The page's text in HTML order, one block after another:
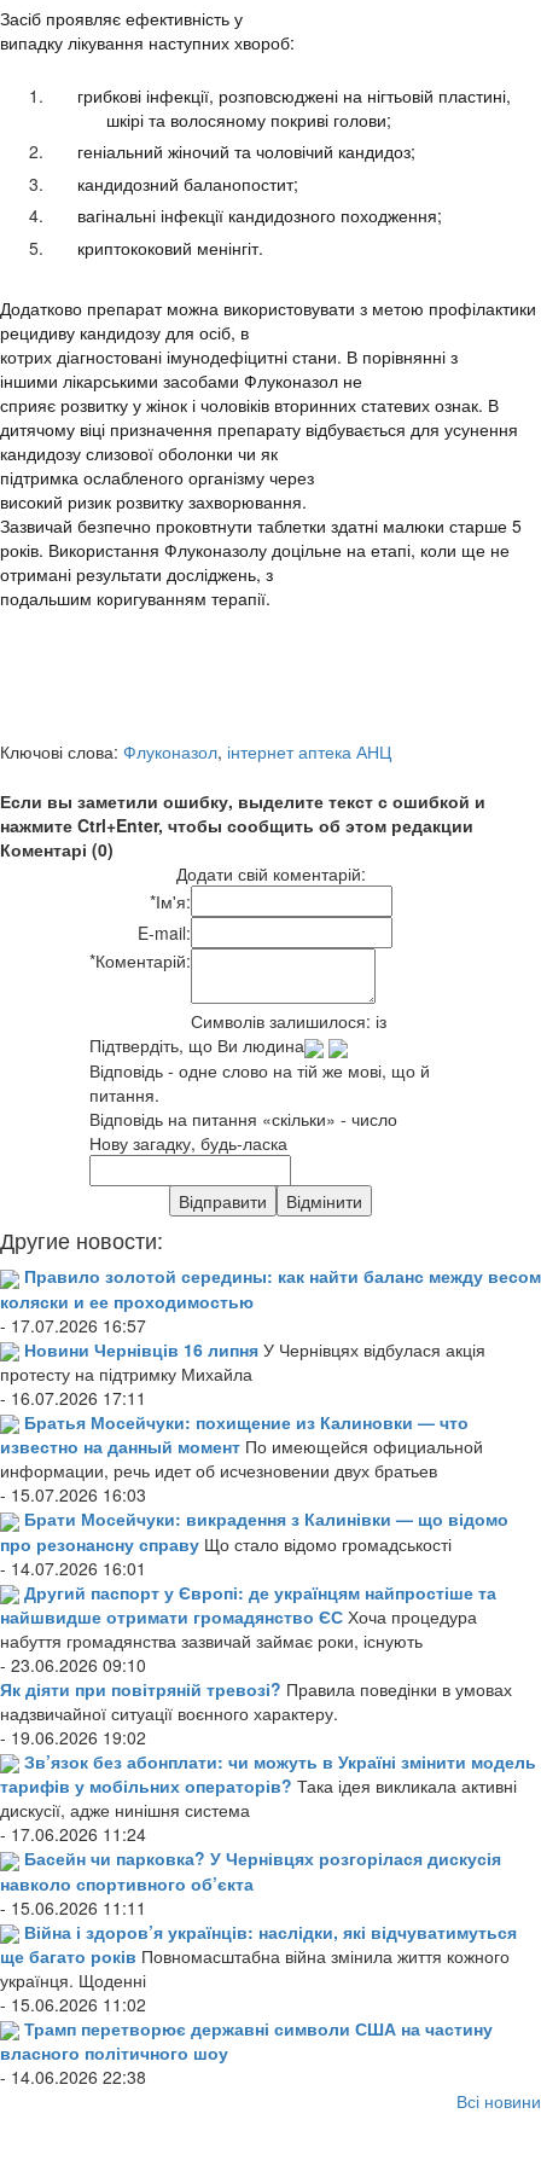
Засіб проявляє ефективність у
випадку лікування наступних хвороб:
грибкові інфекції, розповсюджені на нігтьовій пластині,
шкірі та волосяному покриві голови;
геніальний жіночий та чоловічий кандидоз;
кандидозний баланопостит;
вагінальні інфекції кандидозного походження;
криптококовий менінгіт.
Додатково препарат можна використовувати з метою профілактики
рецидиву кандидозу для осіб, в
котрих діагностовані імунодефіцитні стани. В порівнянні з
іншими лікарськими засобами Флуконазол не
сприяє розвитку у жінок і чоловіків вторинних статевих ознак. В
дитячому віці призначення препарату відбувається для усунення
кандидозу слизової оболонки чи як
підтримка ослабленого організму через
високий ризик розвитку захворювання.
Зазвичай безпечно проковтнути таблетки здатні малюки старше 5
років. Використання Флуконазолу доцільне на етапі, коли ще не
отримані результати досліджень, з
подальшим коригуванням терапії.
Ключові слова: Флуконазол, інтернет аптека АНЦ
Если вы заметили ошибку, выделите текст с ошибкой и
нажмите Ctrl+Enter, чтобы сообщить об этом редакции
Коментарі (0)
Додати свій коментарій:
*Ім'я:
E-mail:
*Коментарій:
Символів залишилося: із
Підтвердіть, що Ви людина
Відповідь - одне слово на тій же мові, що й
питання.
Відповідь на питання «скільки» - число
Нову загадку, будь-ласка
Другие новости:
Правило золотой середины: как найти баланс между весом
коляски и ее проходимостью
- 17.07.2026 16:57
Новини Чернівців 16 липня У Чернівцях відбулася акція
протесту на підтримку Михайла
- 16.07.2026 17:11
Братья Мосейчуки: похищение из Калиновки — что
известно на данный момент По имеющейся официальной
информации, речь идет об исчезновении двух братьев
- 15.07.2026 16:03
Брати Мосейчуки: викрадення з Калинівки — що відомо
про резонансну справу Що стало відомо громадськості
- 14.07.2026 16:01
Другий паспорт у Європі: де українцям найпростіше та
найшвидше отримати громадянство ЄС Хоча процедура
набуття громадянства зазвичай займає роки, існують
- 23.06.2026 09:10
Як діяти при повітряній тревозі? Правила поведінки в умовах
надзвичайної ситуації воєнного характеру.
- 19.06.2026 19:02
Зв’язок без абонплати: чи можуть в Україні змінити модель
тарифів у мобільних операторів? Така ідея викликала активні
дискусії, адже нинішня система
- 17.06.2026 11:24
Басейн чи парковка? У Чернівцях розгорілася дискусія
навколо спортивного об’єкта
- 15.06.2026 11:11
Війна і здоров’я українців: наслідки, які відчуватимуться
ще багато років Повномасштабна війна змінила життя кожного
українця. Щоденні
- 15.06.2026 11:02
Трамп перетворює державні символи США на частину
власного політичного шоу
- 14.06.2026 22:38
Всі новини